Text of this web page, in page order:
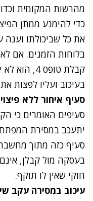
מהרשות המקומית
כדי להימנע ממתן
את כל שביכולתו
בלוחות הזמנים. אם
קבלת טופס
בעיכוב ועליו לפצות
סעיף איחור ללא
סעיפים האומרים כי
יתעכב במסירת
סעיף כזה מתוך
בעסקה מול קבלן,
חוקי שאין לו תוקף.
עיכוב במסירה עקב